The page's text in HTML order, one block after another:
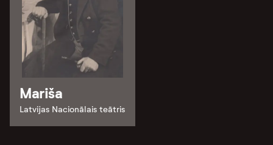
Mariša
Latvijas Nacionālais teātris